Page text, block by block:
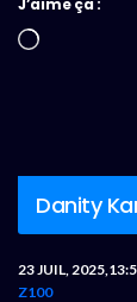
Danity
23 JUIL,
Z100